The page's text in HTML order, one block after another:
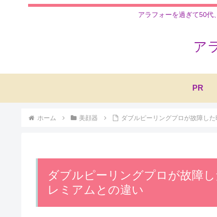
アラフォーを過ぎて50代
ア
PR
ホーム 美顔器 ダブルピーリングプロが故障し
ダブルピーリングプロが故障
レミアムとの違い